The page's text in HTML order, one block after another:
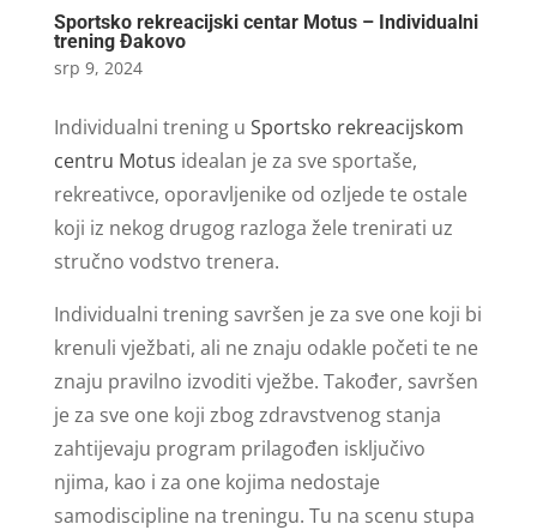
Sportsko rekreacijski centar Motus – Individualni
trening Đakovo
srp 9, 2024
Individualni trening u Sportsko rekreacijskom
centru Motus idealan je za sve sportaše,
rekreativce, oporavljenike od ozljede te ostale
koji iz nekog drugog razloga žele trenirati uz
stručno vodstvo trenera.
Individualni trening savršen je za sve one koji bi
krenuli vježbati, ali ne znaju odakle početi te ne
znaju pravilno izvoditi vježbe. Također, savršen
je za sve one koji zbog zdravstvenog stanja
zahtijevaju program prilagođen isključivo
njima, kao i za one kojima nedostaje
samodiscipline na treningu. Tu na scenu stupa